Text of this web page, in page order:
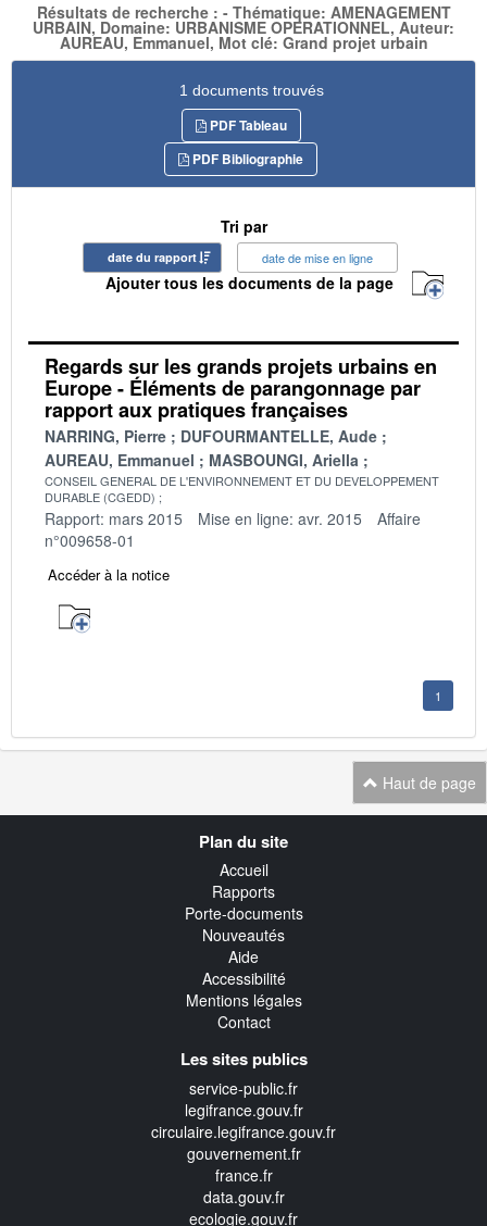
Résultats de recherche : - Thématique: AMENAGEMENT
URBAIN, Domaine: URBANISME OPERATIONNEL, Auteur:
AUREAU, Emmanuel, Mot clé: Grand projet urbain
1 documents trouvés
PDF Tableau
PDF Bibliographie
Tri par
date du rapport date de mise en ligne
Ajouter tous les documents de la page
Regards sur les grands projets urbains en
Europe - Éléments de parangonnage par
rapport aux pratiques françaises
NARRING, Pierre
DUFOURMANTELLE, Aude
AUREAU, Emmanuel
MASBOUNGI, Ariella
CONSEIL GENERAL DE L'ENVIRONNEMENT ET DU DEVELOPPEMENT
DURABLE (CGEDD)
Rapport: mars 2015 Mise en ligne: avr. 2015
Affaire
n°009658-01
Accéder à la notice
1
Haut de page
Plan du site
Accueil
Rapports
Porte-documents
Nouveautés
Aide
Accessibilité
Mentions légales
Contact
Les sites publics
service-public.fr
legifrance.gouv.fr
circulaire.legifrance.gouv.fr
gouvernement.fr
france.fr
data.gouv.fr
ecologie.gouv.fr